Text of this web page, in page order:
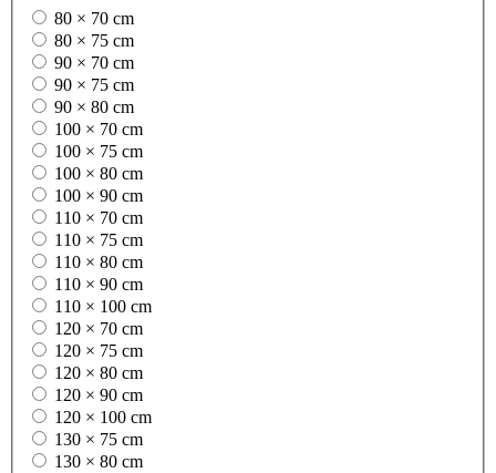
80 × 70 cm
80 × 75 cm
90 × 70 cm
90 × 75 cm
90 × 80 cm
100 × 70 cm
100 × 75 cm
100 × 80 cm
100 × 90 cm
110 × 70 cm
110 × 75 cm
110 × 80 cm
110 × 90 cm
110 × 100 cm
120 × 70 cm
120 × 75 cm
120 × 80 cm
120 × 90 cm
120 × 100 cm
130 × 75 cm
130 × 80 cm